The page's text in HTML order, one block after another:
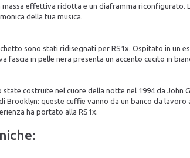
effettiva ridotta e un diaframma
della tua musica.
sono stati ridisegnati per RS1x. Ospitato in un
fascia in pelle nera presenta un accento cucito in
costruite nel cuore della notte nel 1994 da
Brooklyn: queste cuffie vanno da un banco da
ha portato alla RS1x.